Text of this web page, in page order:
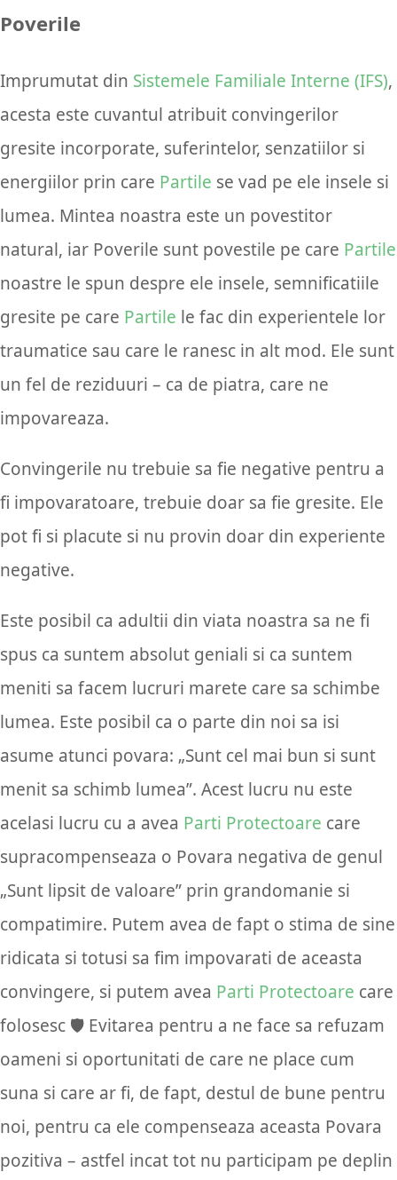
Poverile
Imprumutat din Sistemele Familiale Interne (IFS),
acesta este cuvantul atribuit convingerilor
gresite incorporate, suferintelor, senzatiilor si
energiilor prin care Partile se vad pe ele insele si
lumea. Mintea noastra este un povestitor
natural, iar Poverile sunt povestile pe care Partile
noastre le spun despre ele insele, semnificatiile
gresite pe care Partile le fac din experientele lor
traumatice sau care le ranesc in alt mod. Ele sunt
un fel de reziduuri – ca de piatra, care ne
impovareaza.
Convingerile nu trebuie sa fie negative pentru a
fi impovaratoare, trebuie doar sa fie gresite. Ele
pot fi si placute si nu provin doar din experiente
negative.
Este posibil ca adultii din viata noastra sa ne fi
spus ca suntem absolut geniali si ca suntem
meniti sa facem lucruri marete care sa schimbe
lumea. Este posibil ca o parte din noi sa isi
asume atunci povara: „Sunt cel mai bun si sunt
menit sa schimb lumea”. Acest lucru nu este
acelasi lucru cu a avea Parti Protectoare care
supracompenseaza o Povara negativa de genul
„Sunt lipsit de valoare” prin grandomanie si
compatimire. Putem avea de fapt o stima de sine
ridicata si totusi sa fim impovarati de aceasta
convingere, si putem avea Parti Protectoare care
folosesc 🛡️ Evitarea pentru a ne face sa refuzam
oameni si oportunitati de care ne place cum
suna si care ar fi, de fapt, destul de bune pentru
noi, pentru ca ele compenseaza aceasta Povara
pozitiva – astfel incat tot nu participam pe deplin